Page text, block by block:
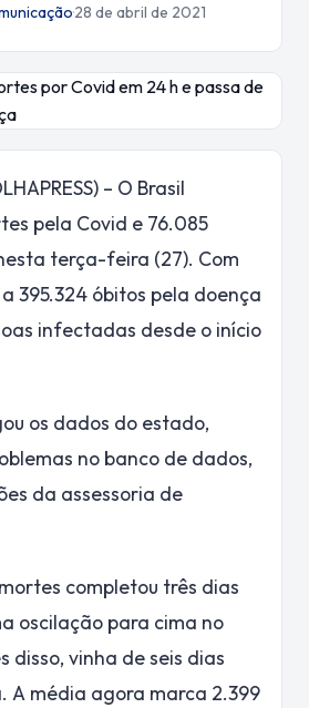
·28 de abril de 2021
– O Brasil
pela Covid e 76.085
terça-feira (27). Com
395.324 óbitos pela doença
infectadas desde o início
os dados do estado,
no banco de dados,
da assessoria de
completou três dias
oscilação para cima no
disso, vinha de seis dias
A média agora marca 2.399